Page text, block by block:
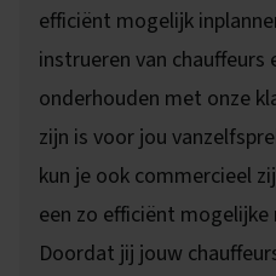
efficiënt mogelijk
instrueren van
onderhouden met onze
zijn is voor jou
kun je ook commercieel
een zo efficiënt mogelijke
Doordat jij jouw